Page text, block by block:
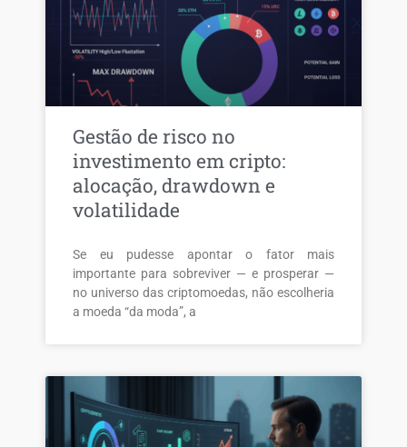
Gestão de risco no
investimento em cripto:
alocação, drawdown e
volatilidade
Se eu pudesse apontar o fator mais
importante para sobreviver — e prosperar —
no universo das criptomoedas, não escolheria
a moeda “da moda”, a